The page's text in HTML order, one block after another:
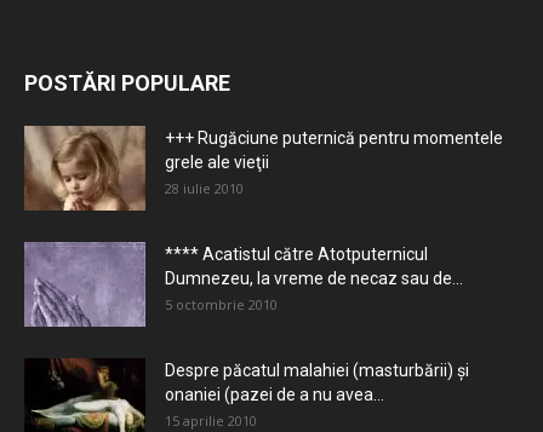
POSTĂRI POPULARE
+++ Rugăciune puternică pentru momentele
grele ale vieţii
28 iulie 2010
**** Acatistul către Atotputernicul
Dumnezeu, la vreme de necaz sau de...
5 octombrie 2010
Despre păcatul malahiei (masturbării) şi
onaniei (pazei de a nu avea...
15 aprilie 2010